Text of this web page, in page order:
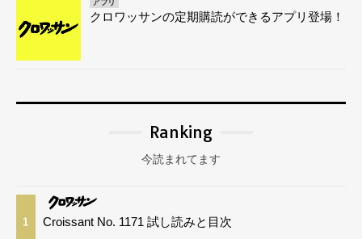
アプリ
クロワッサンの定期購読ができるアプリ登場！
Ranking
今読まれてます
1 Croissant No. 1171 試し読みと目次